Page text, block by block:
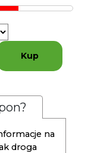
Kup
na
droga